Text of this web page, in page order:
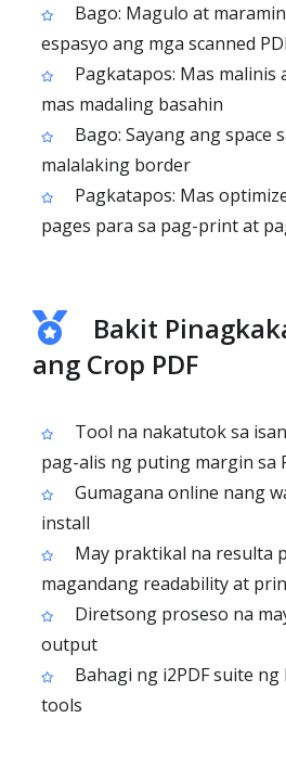
Bago: Magulo at
espasyo ang mga scanned
Pagkatapos: Mas malinis
mas madaling basahin
Bago: Sayang ang space
malalaking border
Pagkatapos: Mas
pages para sa pag-print at
Bakit
ang Crop PDF
Tool na nakatutok sa
pag-alis ng puting margin sa
Gumagana online nang
install
May praktikal na resulta
magandang readability at
Diretsong proseso na
output
Bahagi ng i2PDF suite
tools